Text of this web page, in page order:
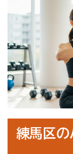
メニュー・料金
Q&A
お知らせ
コラム
運営会社情報
プライバシー
練馬区の